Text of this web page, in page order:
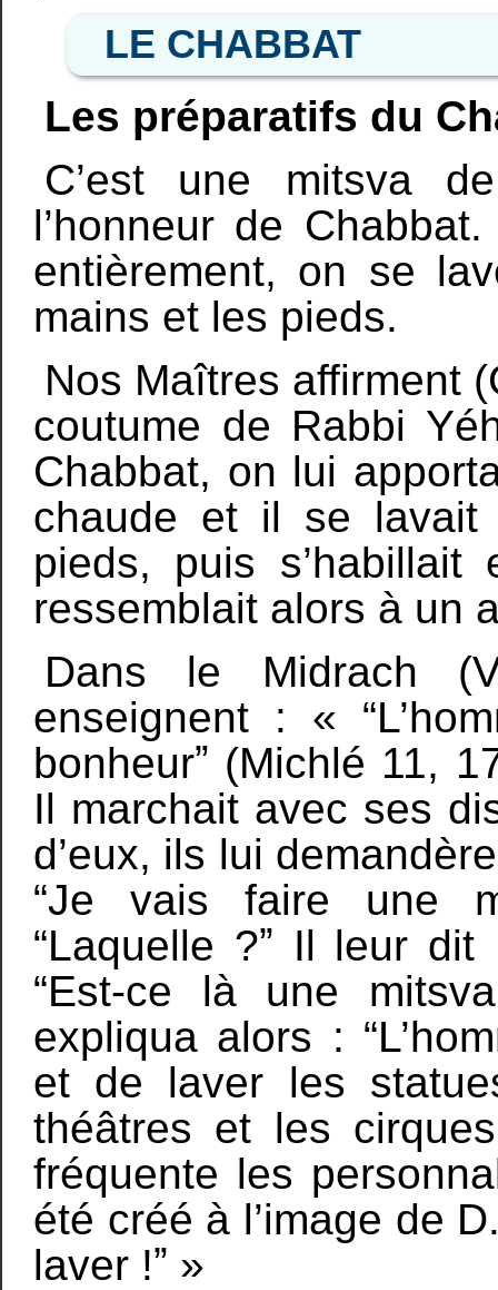
LE CHABBAT
Les préparatifs du
C’est une mitsva
l’honneur de
entièrement, on se
mains et les pieds.
Nos Maîtres affirment
coutume de Rabbi
Chabbat, on lui
chaude et il se
pieds, puis s’habillait
ressemblait alors à un
Dans le Midrach
enseignent : «
bonheurˮ (Michlé 11,
Il marchait avec ses
d’eux, ils lui
“Je vais faire une
“Laquelle ?ˮ Il leur
“Est-ce là une
expliqua alors :
et de laver les
théâtres et les
fréquente les
été créé à l’image de
laver !ˮ »